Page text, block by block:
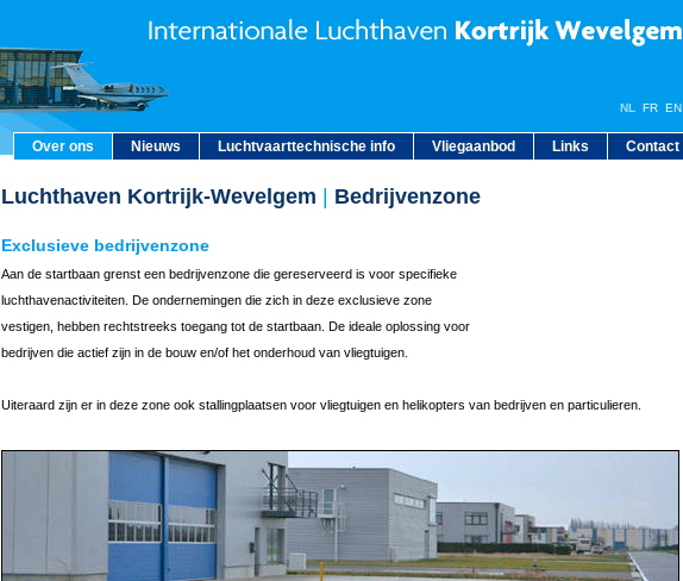
Over ons Nieuws Luchtvaarttechnische info Vliegaanbod Links Contact
NL FR EN
Luchthaven Kortrijk-Wevelgem Bedrijvenzone
Exclusieve bedrijvenzone
Aan de startbaan grenst een bedrijvenzone die gereserveerd is voor specifieke
luchthavenactiviteiten. De ondernemingen die zich in deze exclusieve zone
vestigen, hebben rechtstreeks toegang tot de startbaan. De ideale oplossing voor
bedrijven die actief zijn in de bouw en/of het onderhoud van vliegtuigen.
Uiteraard zijn er in deze zone ook stallingplaatsen voor vliegtuigen en helikopters van bedrijven en particulieren.